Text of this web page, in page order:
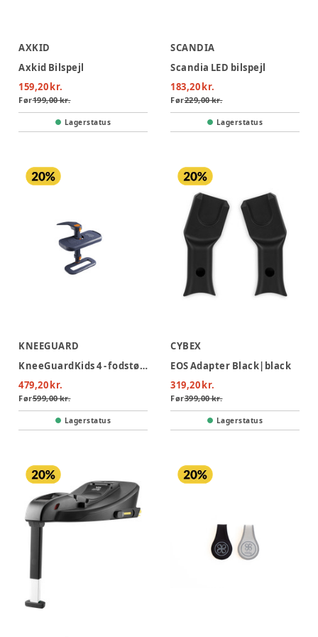
AXKID
Axkid Bilspejl
159,20 kr.
Før199,00 kr.
Lagerstatus
SCANDIA
Scandia LED bilspejl
183,20 kr.
Før229,00 kr.
Lagerstatus
KNEEGUARD
KneeGuardKids 4 - fodstøtte til bil
479,20 kr.
Før599,00 kr.
Lagerstatus
CYBEX
EOS Adapter Black|black
319,20 kr.
Før399,00 kr.
Lagerstatus